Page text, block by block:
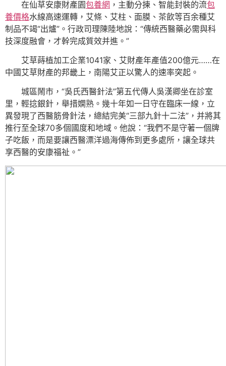
在仙草安康財產園包養網 ，主動分揀、智能封裝的流包
養價格水線高速運轉，艾條、艾柱、面膜、茶飲等百余種艾
制品不竭“出爐”。行政司理陳陸地說：“傳統西醫藥必需與科
技深度融會，才幹完成質效并進。”
艾草蒔植加工企業1041家、艾財產年產值200億元……在
中國艾草財產的邦畿上，南陽艾正以驚人的速率突起。
城區鬧市，“吳氏西醫針法”第五代傳人吳漢卿坐在診室
里，輕捻銀針，舉措嫻熟。幾十年如一日守在臨床一線，立
異發現了西醫筋骨針法，總結完美“三部九針十二法”，并將其
推行至全球70多個國度和地域。他說：“我們不是守著一個牌
子吃飯，而是要讓西醫漂洋過海傳佈到更多處所，讓全球共
享西醫的安康福祉。”